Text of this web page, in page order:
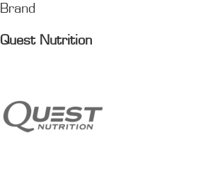
Brand
Quest Nutrition